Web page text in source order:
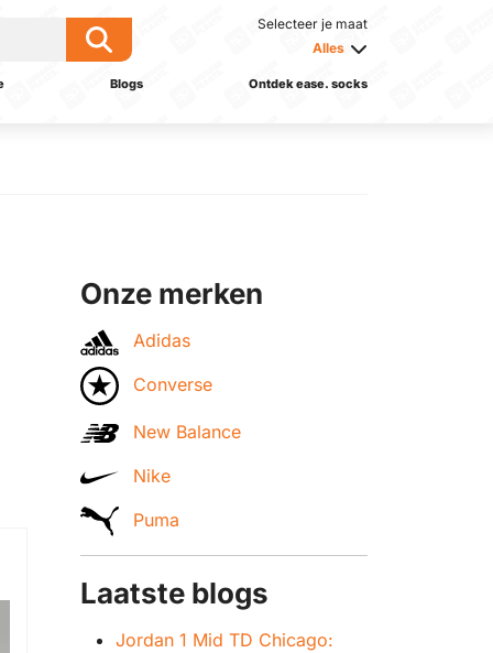
Selecteer je maat
Alles
Blogs Ontdek ease. socks
Onze merken
Adidas
Converse
New Balance
Nike
Puma
Laatste blogs
Jordan 1 Mid TD Chicago: